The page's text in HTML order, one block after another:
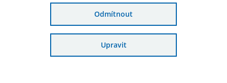
Druh výzvy
Průběžná
Podání žádosti
3. 4. 2023 - 28. 6. 2024
2 500 000 000 Kč
Odmítnout
Upravit